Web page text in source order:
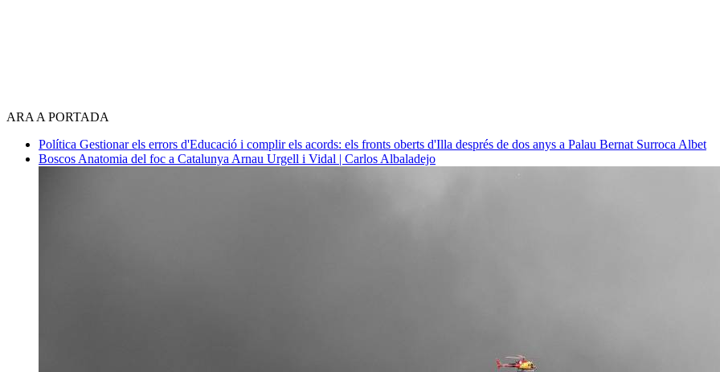
ARA A PORTADA
Política Gestionar els errors d'Educació i complir els acords: els fronts oberts d'Illa després de dos anys a Palau Bernat Surroca Albet
Boscos Anatomia del foc a Catalunya Arnau Urgell i Vidal | Carlos Albaladejo